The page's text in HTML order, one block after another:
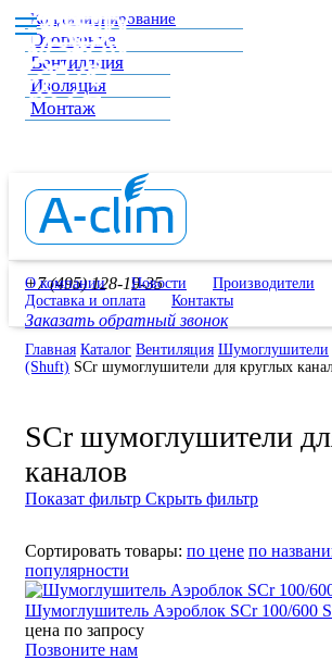
Кондиционирование
Отопление
Вентиляция
Изоляция
Монтаж
+7 (495) 128-19-35
Заказать обратный звонок
О компании Новости
Производители
Доставка и оплата
Контакты
Главная Каталог Вентиляция Шумоглушители
(Shuft) SCr шумоглушители для круглых
SCr шумоглушители
каналов
Показат фильтр Скрыть фильтр
Сортировать товары: по цене по
популярности
Шумоглушитель Аэроблок SCr 100/600
цена по запросу
Позвоните нам